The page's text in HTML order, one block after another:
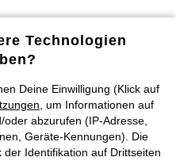
und zzgl.Service- &
Impressum
Technologien
Deine Einwilligung (Klick auf
, um Informationen auf
abzurufen (IP-Adresse,
Geräte-Kennungen). Die
Identifikation auf Drittseiten